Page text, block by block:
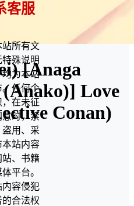
[Anaga
Love
Conan)
客服
站所有文
殊说明
均为本站
。任何个
，在未征
时，禁
盗用、采
本站内容
站、书籍
平台。
内容侵犯
的合法权